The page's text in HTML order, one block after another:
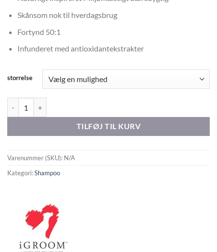
Skånsom nok til hverdagsbrug
Fortynd 50:1
Infunderet med antioxidantekstrakter
storrelse
TILFØJ TIL KURV
Varenummer (SKU): N/A
Kategori:Shampoo